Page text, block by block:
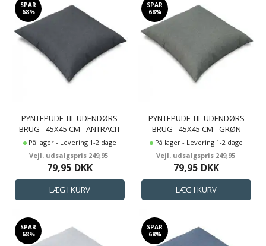
SPAR
68%
PYNTEPUDE TIL UDENDØRS
BRUG - 45X45 CM - ANTRACIT
GRÅ PUDE TIL HAVEMØBLER -
UV-BESKYTTET UDENDØRS
PUDE - NORDSTRAND HOME
SOFAPUDE
På lager - Levering 1-2 dage
249,95
79,95 DKK
SPAR
68%
PYNTEPUDE TIL UDENDØRS
BRUG - 45X45 CM - GRØN
PUDE TIL HAVEMØBLER - UV-
BESKYTTET UDENDØRS PUDE -
NORDSTRAND HOME
SOFAPUDE
På lager - Levering 1-2 dage
249,95
79,95 DKK
SPAR
68%
SPAR
68%